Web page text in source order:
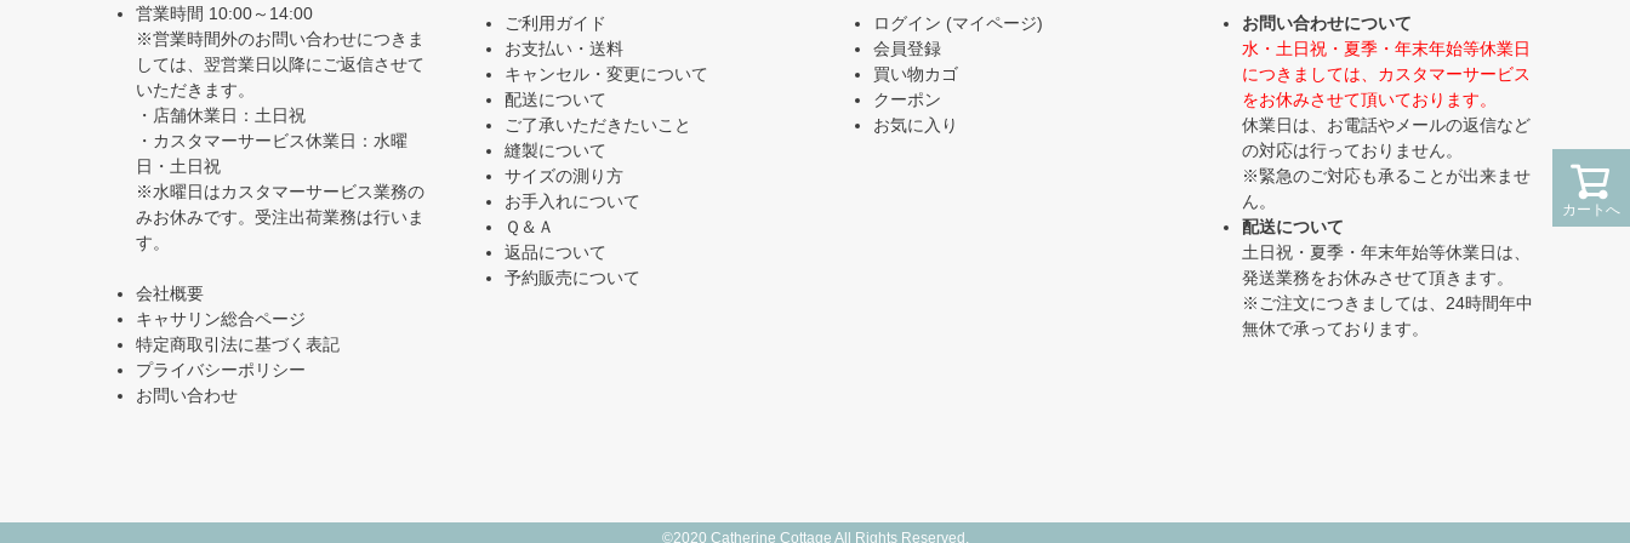
カートへ
カートへ
営業時間 10:00～14:00
※営業時間外のお問い合わせにつきま
しては、翌営業日以降にご返信させて
いただきます。
・店舗休業日：土日祝
・カスタマーサービス休業日：水曜
日・土日祝
※水曜日はカスタマーサービス業務の
みお休みです。受注出荷業務は行いま
す。
会社概要
キャサリン総合ページ
特定商取引法に基づく表記
プライバシーポリシー
お問い合わせ
ご利用ガイド
お支払い・送料
キャンセル・変更について
配送について
ご了承いただきたいこと
縫製について
サイズの測り方
お手入れについて
Ｑ＆Ａ
返品について
予約販売について
ログイン (マイページ)
会員登録
買い物カゴ
クーポン
お気に入り
お問い合わせについて
水・土日祝・夏季・年末年始等休業日
につきましては、カスタマーサービス
をお休みさせて頂いております。
休業日は、お電話やメールの返信など
の対応は行っておりません。
※緊急のご対応も承ることが出来ませ
ん。
配送について
土日祝・夏季・年末年始等休業日は、
発送業務をお休みさせて頂きます。
※ご注文につきましては、24時間年中
無休で承っております。
©2020 Catherine Cottage All Rights Reserved.